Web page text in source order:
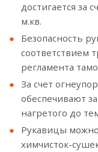
достигается за
м.кв.
Безопасность
соответствием
регламента
За счет
обеспечивают
нагретого до
Рукавицы можно
химчисток-